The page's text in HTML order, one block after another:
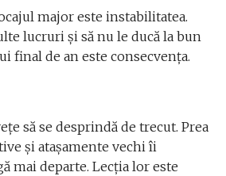
major este instabilitatea.
lucruri și să nu le ducă la bun
final de an este consecvența.
să se desprindă de trecut. Prea
și atașamente vechi îi
mai departe. Lecția lor este